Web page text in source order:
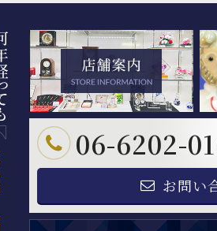
06-6202-
お問い